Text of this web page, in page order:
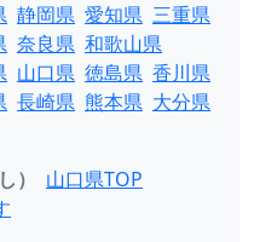
静岡県 愛知県 三重県
奈良県 和歌山県
山口県 徳島県 香川県
長崎県 熊本県 大分県
）
山口県TOP